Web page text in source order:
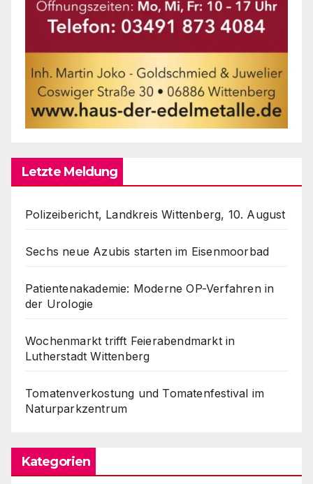
Letzte Meldung
Polizeibericht, Landkreis Wittenberg, 10. August
Sechs neue Azubis starten im Eisenmoorbad
Patientenakademie: Moderne OP-Verfahren in
der Urologie
Wochenmarkt trifft Feierabendmarkt in
Lutherstadt Wittenberg
Tomatenverkostung und Tomatenfestival im
Naturparkzentrum
Kategorien